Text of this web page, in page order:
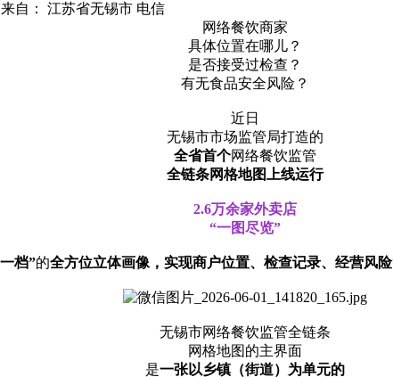
来自： 江苏省无锡市 电信
网络餐饮商家
具体位置在哪儿？
是否接受过检查？
有无食品安全风险？
近日
无锡市市场监管局打造的
全省首个网络餐饮监管
全链条网格地图上线运行
2.6万余家外卖店
“一图尽览”
档”的全方位立体画像 ， 实现商户位置、检查记录、 经营风险
无锡市网络餐饮监管全链条
网格地图的主界面
是一张以乡镇（街道）为单元的